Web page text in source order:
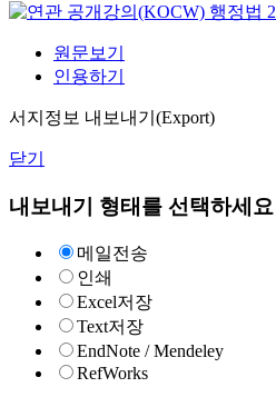
행정법 2
원문보기
인용하기
서지정보 내보내기(Export)
닫기
내보내기 형태를 선택하세요
메일전송
인쇄
Excel저장
Text저장
EndNote / Mendeley
RefWorks